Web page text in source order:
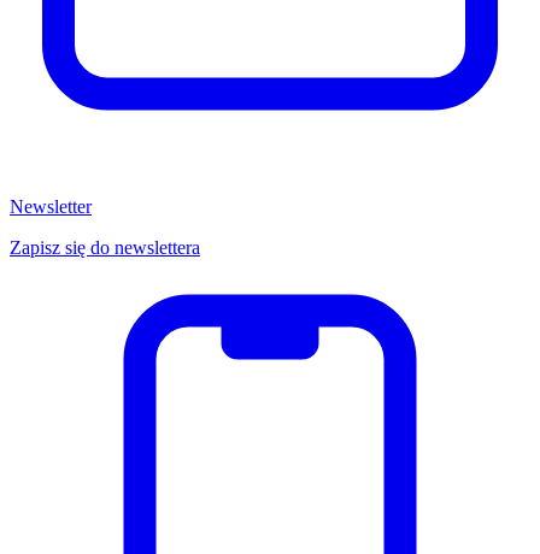
Newsletter
Zapisz się do newslettera